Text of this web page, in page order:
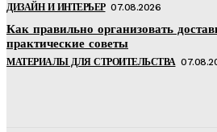
ДИЗАЙН И ИНТЕРЬЕР 07.08.2026
Как правильно организовать
практические советы
МАТЕРИАЛЫ ДЛЯ СТРОИТЕЛЬСТВА